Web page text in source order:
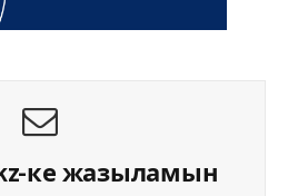
ке жазыламын